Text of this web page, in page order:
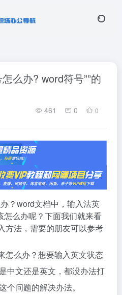
么办? word符号””的
461 0 0
？word文档中，输入法英
怎么办呢？下面我们就来看
方法，需要的朋友可以参考
怎么办？想要输入英文状态
中文还是英文，都没办法打
个问题的解决办法。